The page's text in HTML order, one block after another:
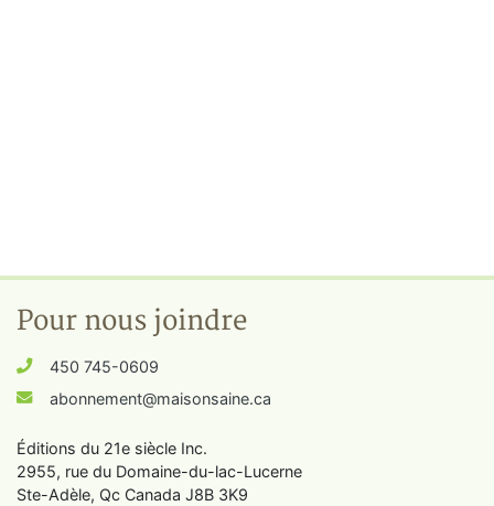
Pour nous joindre
450 745-0609
abonnement@maisonsaine.ca
Éditions du 21e siècle Inc.
2955, rue du Domaine-du-lac-Lucerne
Ste-Adèle, Qc Canada J8B 3K9